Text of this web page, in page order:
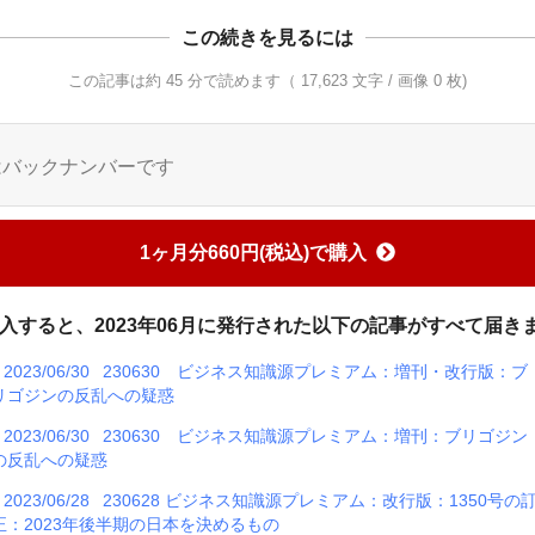
この続きを見るには
この記事は約 45 分で読めます（ 17,623 文字 / 画像 0 枚)
ックナンバーです
1ヶ月分660円(税込)で購入
すると、2023年06月に発行された以下の記事がすべて届き
2023/06/30
230630 ビジネス知識源プレミアム：増刊・改行版：ブ
ゴジンの反乱への疑惑
2023/06/30
230630 ビジネス知識源プレミアム：増刊：ブリゴジン
反乱への疑惑
2023/06/28
230628 ビジネス知識源プレミアム：改行版：1350号の
：2023年後半期の日本を決めるもの